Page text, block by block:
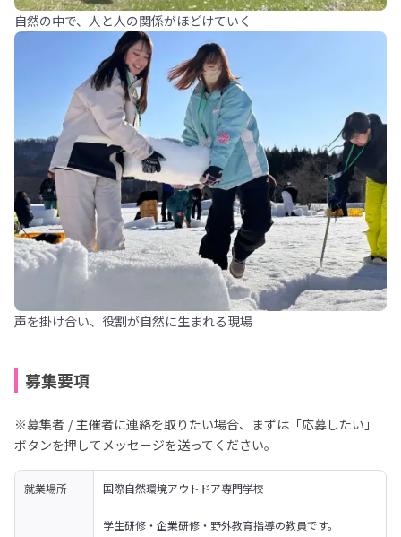
自然の中で、人と人の関係がほどけていく
声を掛け合い、役割が自然に生まれる現場
募集要項
※募集者 / 主催者に連絡を取りたい場合、まずは「応募したい」
ボタンを押してメッセージを送ってください。
就業場所 国際自然環境アウトドア専門学校
学生研修・企業研修・野外教育指導の教員です。